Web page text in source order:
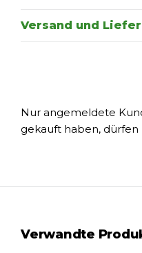
Versand und
Nur angemeldete
gekauft haben, dürfen
Verwandte